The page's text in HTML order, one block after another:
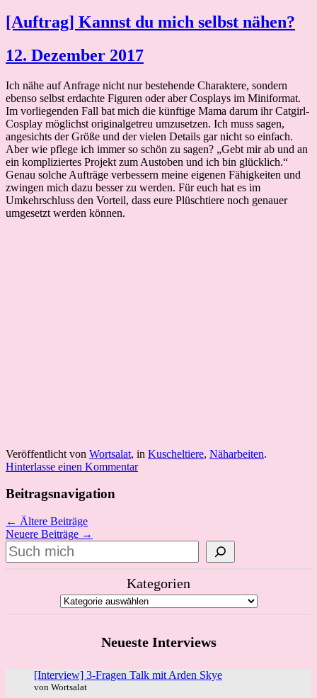
[Auftrag] Kannst du mich selbst nähen?
12. Dezember 2017
Ich nähe auf Anfrage nicht nur bestehende Charaktere, sondern
ebenso selbst erdachte Figuren oder aber Cosplays im Miniformat.
Im vorliegenden Fall bat mich die künftige Mama darum ihr Catgirl-
Cosplay möglichst originalgetreu umzusetzen. Ich muss sagen,
angesichts der Größe und der vielen Details gar nicht so einfach.
Aber wie pflege ich immer so schön zu sagen? „Gebt mir ab und an
ein kompliziertes Projekt zum Austoben und ich bin glücklich.“
Genau solche Aufträge verbessern meine eigenen Fähigkeiten und
zwingen mich dazu besser zu werden. Für euch hat es im
Umkehrschluss den Vorteil, dass eure Plüschtiere noch genauer
umgesetzt werden können.
Veröffentlicht von Wortsalat, in Kuscheltiere, Näharbeiten.
Hinterlasse einen Kommentar
Beitragsnavigation
← Ältere Beiträge
Neuere Beiträge →
Suchen
Kategorien
Neueste Interviews
[Interview] 3-Fragen Talk mit Arden Skye
von Wortsalat